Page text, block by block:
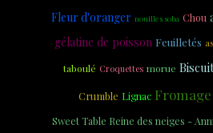
Fleur d'oranger nouilles soba Chou
gélatine de poisson Feuilletés
taboulé Croquettes morue
Crumble Lignac Fromage
Sweet Table Reine des neiges -